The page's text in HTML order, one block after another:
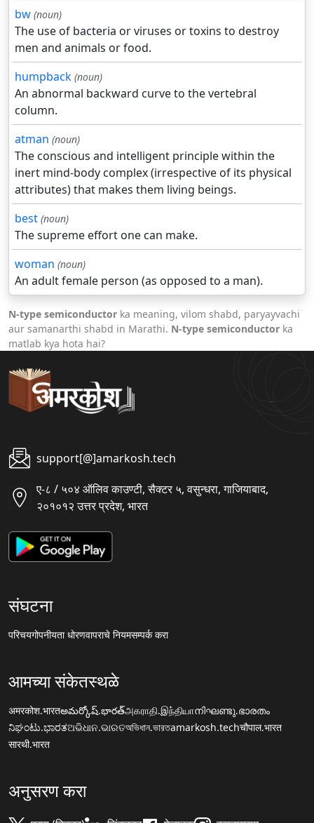
bw (noun)
The use of bacteria or viruses or toxins to destroy
men and animals or food.
humpback (noun)
An abnormal backward curve to the vertebral
column.
atman (noun)
The conscious and intelligent principle within the
inert mind-body complex (irrespective of its physical
attributes) that makes them living beings.
best (noun)
The supreme effort one can make.
woman (noun)
An adult female person (as opposed to a man).
N-type semiconductor ka meaning, vilom shabd, paryayvachi
aur samanarthi shabd in Marathi. N-type semiconductor ka
matlab kya hota hai?
support[@]amarkosh.tech
ए-८ / ५०४ ऑलिव काउण्टी, सैक्टर ५, वसुन्धरा, गाजियाबाद,
२०१०१२ उत्तर प्रदेश, भारत
संघटना
परिचयगोपनीयता धोरणवापराचे नियमसम्पर्क करा
आमच्या संकेतस्थळे
अमरकोश.भारतఅమర్కోష్.భారత్அகராதி.இந்தியாനിഘണ്ടു.ഭാരതം
ನಿಘಂಟು.ಭಾರತଅଭିଧାନ.ଭାରତঅভিধান.ভারতamarkosh.techचौपाल.भारत
सारथी.भारत
अनुसरण करा